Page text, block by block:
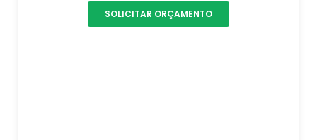
SOLICITAR ORÇAMENTO